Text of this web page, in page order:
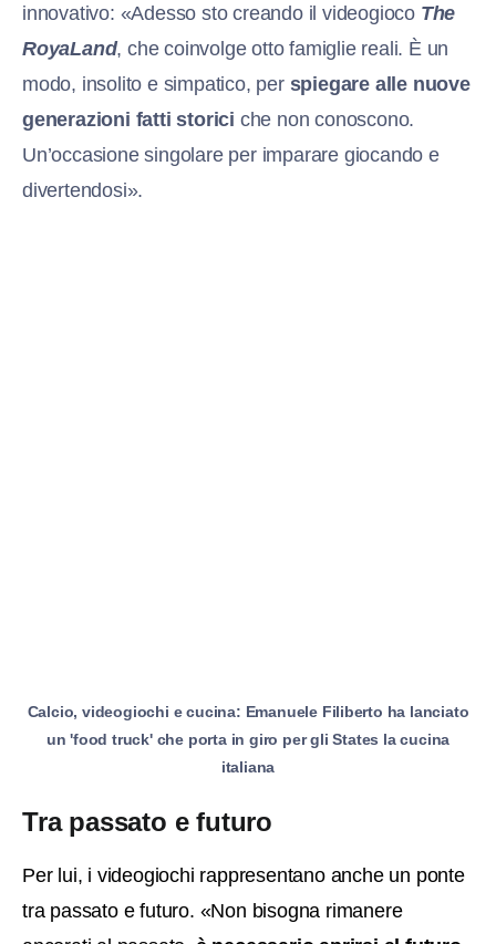
innovativo: «Adesso sto creando il videogioco The
RoyaLand, che coinvolge otto famiglie reali. È un
modo, insolito e simpatico, per spiegare alle nuove
generazioni fatti storici che non conoscono.
Un’occasione singolare per imparare giocando e
divertendosi».
Calcio, videogiochi e cucina: Emanuele Filiberto ha lanciato
un 'food truck' che porta in giro per gli States la cucina
italiana
Tra passato e futuro
Per lui, i videogiochi rappresentano anche un ponte
tra passato e futuro. «Non bisogna rimanere